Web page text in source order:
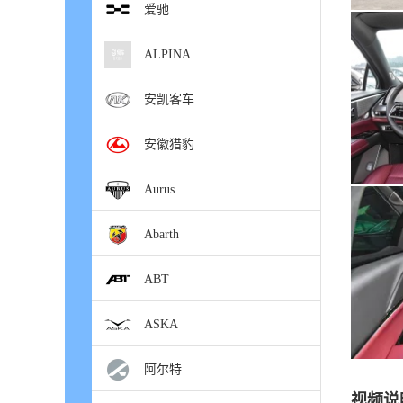
爱驰
ALPINA
安凯客车
安徽猎豹
Aurus
Abarth
ABT
ASKA
阿尔特